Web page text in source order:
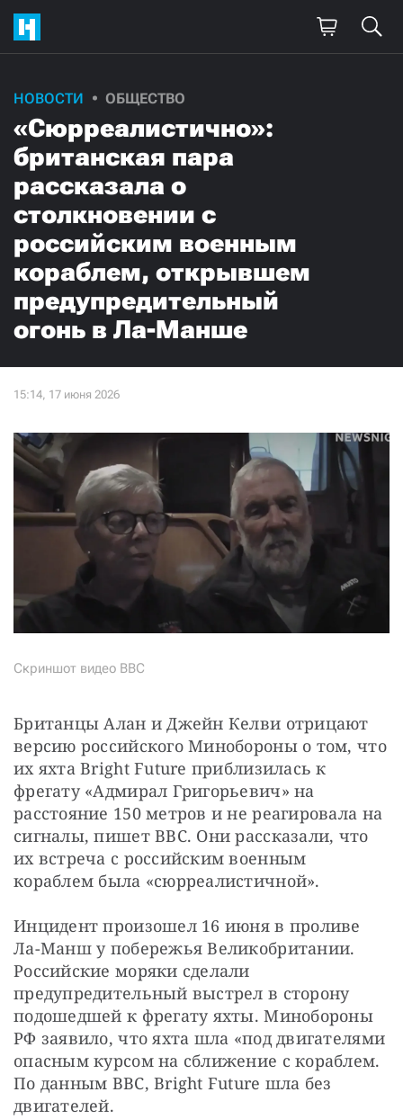
НОВОСТИ ОБЩЕСТВО
«Сюрреалистично»:
британская пара
рассказала о
столкновении с
российским военным
кораблем, открывшем
предупредительный
огонь в Ла-Манше
Cкриншот видео BBC
Британцы Алан и Джейн Келви отрицают
версию российского Минобороны о том, что
их яхта Bright Future приблизилась к
фрегату «Адмирал Григорьевич» на
расстояние 150 метров и не реагировала на
сигналы, пишет BBC. Они рассказали, что
их встреча с российским военным
кораблем была «сюрреалистичной».
Инцидент произошел 16 июня в проливе
Ла-Манш у побережья Великобритании.
Российские моряки сделали
предупредительный выстрел в сторону
подошедшей к фрегату яхты. Минобороны
РФ заявило, что яхта шла «под двигателями
опасным курсом на сближение с кораблем.
По данным BBC, Bright Future шла без
двигателей.